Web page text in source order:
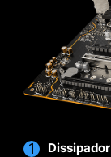
80A, o
enfrentar
PHASE VCORE
80A